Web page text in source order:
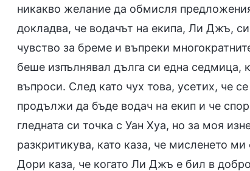
никакво желание да обмисля
докладва, че водачът на екипа, Ли Джъ,
чувство за бреме и въпреки
беше изпълнявал дълга си една седмица,
въпроси. След като чух това, усетих, че
продължи да бъде водач на екип и че
гледната си точка с Уан Хуа, но за моя
разкритикува, като каза, че мисленето
Дори каза, че когато Ли Джъ е бил в